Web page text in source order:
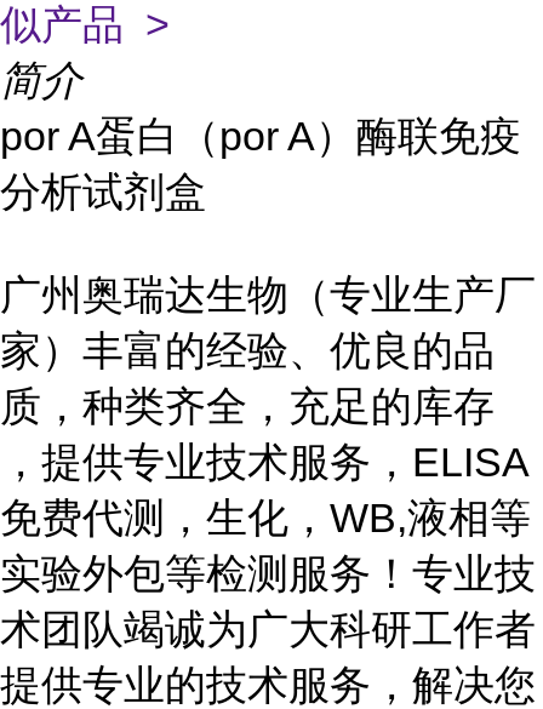
似产品 >
简介
por A蛋白（por A）酶联免疫
分析试剂盒
广州奥瑞达生物（专业生产厂
家）丰富的经验、优良的品
质，种类齐全，充足的库存
，提供专业技术服务，ELISA
免费代测，生化，WB,液相等
实验外包等检测服务！专业技
术团队竭诚为广大科研工作者
提供专业的技术服务，解决您